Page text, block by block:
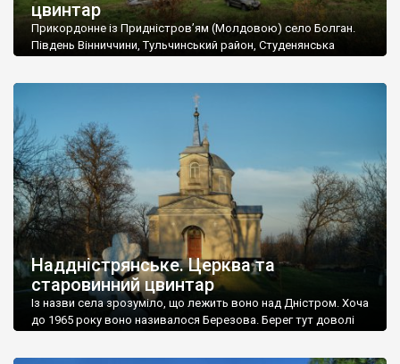
цвинтар
Прикордонне із Придністров’ям (Молдовою) село Болган.
Південь Вінниччини, Тульчинський район, Студенянська
старовинний цвинтар із кам’яними хрестами. Всі епітафії, які
збереглися, написані кирилицею, церковнослов’янською
мовою. За всіма традиційними ознаками – цвинтар
український. Хрести датуються 19 століттям. У 1924-1940
роках Болган […]
Наддністрянське. Церква та
старовинний цвинтар
Із назви села зрозуміло, що лежить воно над Дністром. Хоча
до 1965 року воно називалося Березова. Берег тут доволі